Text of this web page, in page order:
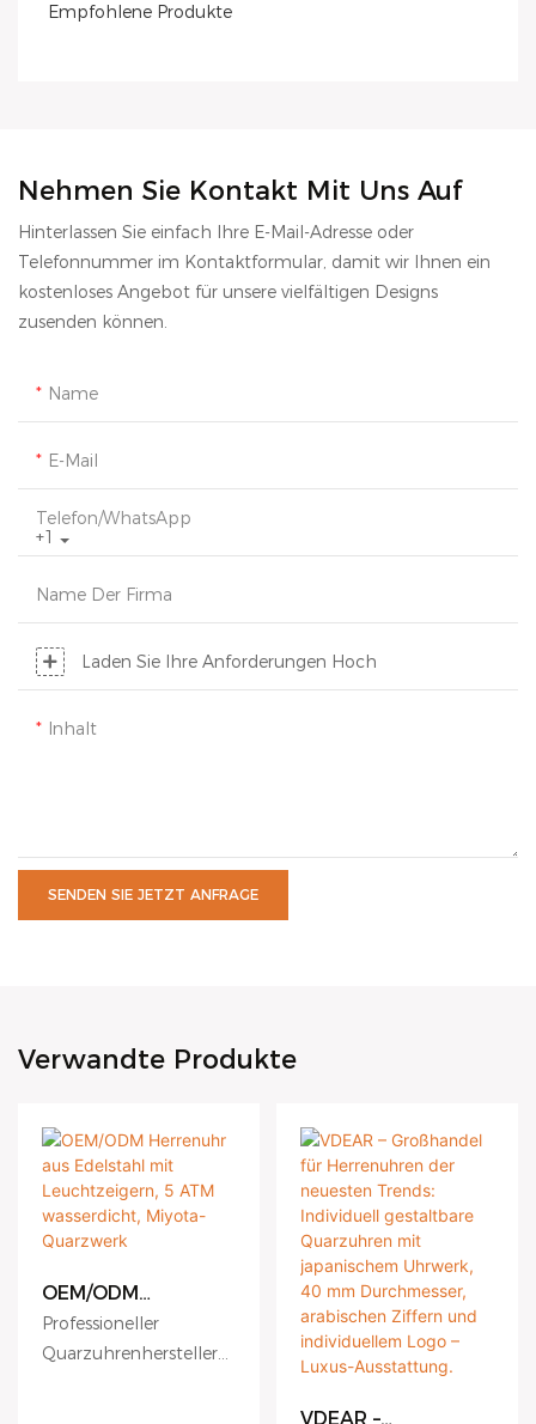
Empfohlene Produkte
Nehmen Sie Kontakt Mit Uns Auf
Hinterlassen Sie einfach Ihre E-Mail-Adresse oder
Telefonnummer im Kontaktformular, damit wir Ihnen ein
kostenloses Angebot für unsere vielfältigen Designs
zusenden können.
Name
E-Mail
+1
Telefon/WhatsApp
Name Der Firma
Laden Sie Ihre Anforderungen Hoch
Inhalt
SENDEN SIE JETZT ANFRAGE
Verwandte Produkte
OEM/ODM
Herrenuhr aus
Edelstahl mit
Leuchtzeigern, 5
Professioneller
Quarzuhrenhersteller
VDEAR –